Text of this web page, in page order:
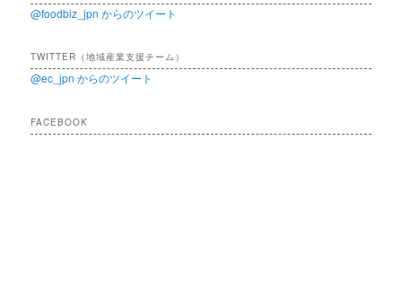
@foodbiz_jpn からのツイート
TWITTER（地域産業支援チーム）
@ec_jpn からのツイート
FACEBOOK